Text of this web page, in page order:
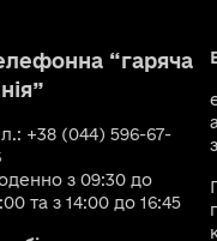
“гаряча
+38 (044) 596-67-
з 09:30 до
та з 14:00 до 16:45